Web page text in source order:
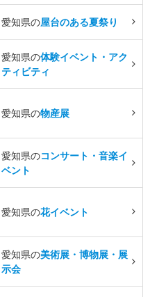
愛知県の屋台のある夏祭り
愛知県の体験イベント・アク
ティビティ
愛知県の物産展
愛知県のコンサート・音楽イ
ベント
愛知県の花イベント
愛知県の美術展・博物展・展
示会